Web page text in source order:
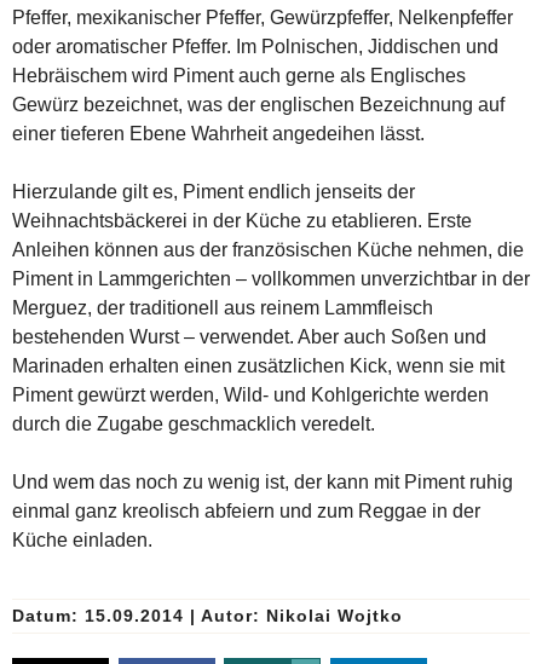
Pfeffer, mexikanischer Pfeffer, Gewürzpfeffer, Nelkenpfeffer
oder aromatischer Pfeffer. Im Polnischen, Jiddischen und
Hebräischem wird Piment auch gerne als Englisches
Gewürz bezeichnet, was der englischen Bezeichnung auf
einer tieferen Ebene Wahrheit angedeihen lässt.
Hierzulande gilt es, Piment endlich jenseits der
Weihnachtsbäckerei in der Küche zu etablieren. Erste
Anleihen können aus der französischen Küche nehmen, die
Piment in Lammgerichten – vollkommen unverzichtbar in der
Merguez, der traditionell aus reinem Lammfleisch
bestehenden Wurst – verwendet. Aber auch Soßen und
Marinaden erhalten einen zusätzlichen Kick, wenn sie mit
Piment gewürzt werden, Wild- und Kohlgerichte werden
durch die Zugabe geschmacklich veredelt.
Und wem das noch zu wenig ist, der kann mit Piment ruhig
einmal ganz kreolisch abfeiern und zum Reggae in der
Küche einladen.
Datum: 15.09.2014 | Autor: Nikolai Wojtko